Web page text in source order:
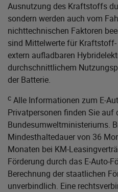
Ausnutzung des Kraftstoffs
sondern werden auch vom
nichttechnischen Faktoren
sind Mittelwerte für
extern aufladbaren
durchschnittlichem
der Batterie.
c Alle Informationen zum E-
Privatpersonen finden Sie auf
Bundesumweltministeriums.
Mindesthaltedauer von 36
Monaten bei KM-
Förderung durch das E-Auto-
Berechnung der staatlichen
unverbindlich. Eine